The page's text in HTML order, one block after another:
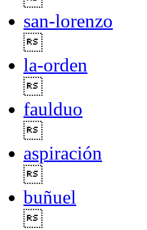
san-lorenzo
la-orden
faulduo
aspiración
buñuel